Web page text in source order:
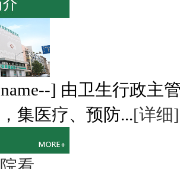
] 由卫生行政主
集医疗、预防...[详细]